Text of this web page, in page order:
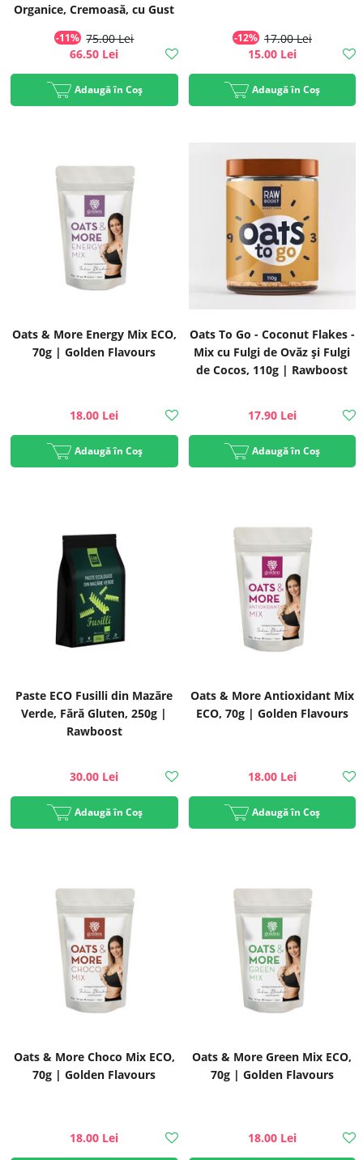
Organice, Cremoasă, cu Gust
| Golden Flavours
-11% 75.00 Lei
66.50 Lei
Adaugă în Coș
-12% 17.00 Lei
15.00 Lei
Adaugă în Coș
Oats & More Energy Mix ECO,
70g | Golden Flavours
18.00 Lei
Adaugă în Coș
Oats To Go - Coconut Flakes -
Mix cu Fulgi de Ovăz și Fulgi
de Cocos, 110g | Rawboost
17.90 Lei
Adaugă în Coș
Paste ECO Fusilli din Mazăre
Verde, Fără Gluten, 250g |
Rawboost
30.00 Lei
Adaugă în Coș
Oats & More Antioxidant Mix
ECO, 70g | Golden Flavours
18.00 Lei
Adaugă în Coș
Oats & More Choco Mix ECO,
70g | Golden Flavours
18.00 Lei
Oats & More Green Mix ECO,
70g | Golden Flavours
18.00 Lei